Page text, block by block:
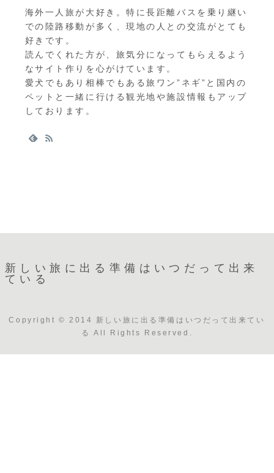
海外一人旅が大好き。特に長距離バスを乗り継い
での陸路移動が多く、現地の人との交流がとても
好きです。
読んでくれた方が、旅気分になってもらえるよう
なサイト作りを心がけています。
愛犬でもあり相棒でもある旅ワン”ネギ”と国内の
ペットと一緒に行ける観光地や施設情報もアップ
しております。
新しい旅に出る準備はいつだって出来
ている
Copyright © 2014 新しい旅に出る準備はいつだって出来てい
る All Rights Reserved.